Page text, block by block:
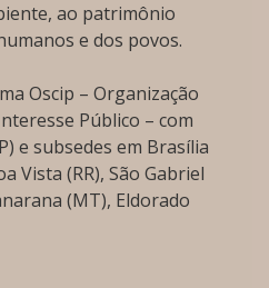
ao patrimônio
e dos povos.
Oscip – Organização
Público – com
e subsedes em Brasília
Vista (RR), São Gabriel
(MT), Eldorado